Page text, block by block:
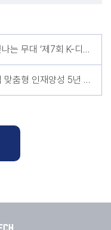
K-디지털 인재들의 빛나는 무대 ‘제7회 K-디지털 트레이닝 해커톤’ 개최
한국기술교육대, 산업 맞춤형 인재양성 5년 연속 ‘최우수’